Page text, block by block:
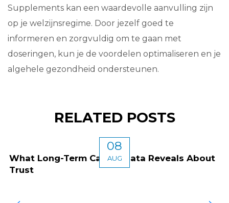
Supplements kan een waardevolle aanvulling zijn
op je welzijnsregime. Door jezelf goed te
informeren en zorgvuldig om te gaan met
doseringen, kun je de voordelen optimaliseren en je
algehele gezondheid ondersteunen.
RELATED POSTS
08
AUG
What Long-Term Casino Data Reveals About
Trust